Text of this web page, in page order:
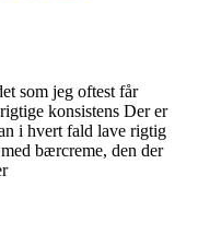
som jeg oftest får
konsistens Der er
i hvert fald lave rigtig
bærcreme, den der